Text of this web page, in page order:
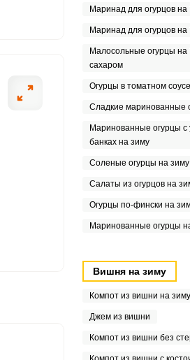
Маринад для огурцов
Маринад для огурцов на
Малосольные огурцы на
сахаром
Огурцы в томатном
Сладкие маринованные
Маринованные огурцы с
банках на зиму
Соленые огурцы на зиму
Салаты из огурцов на
Огурцы по-фински на
Маринованные огурцы
Вишня на зиму
Компот из вишни на зиму
Джем из вишни
Компот из вишни без